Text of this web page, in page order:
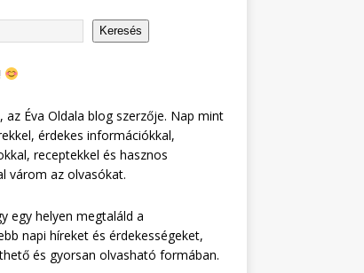
Keresés
az Éva Oldala blog szerzője. Nap mint
érdekes információkkal,
receptekkel és hasznos
várom az olvasókat.
egy helyen megtaláld a
napi híreket és érdekességeket,
és gyorsan olvasható formában.